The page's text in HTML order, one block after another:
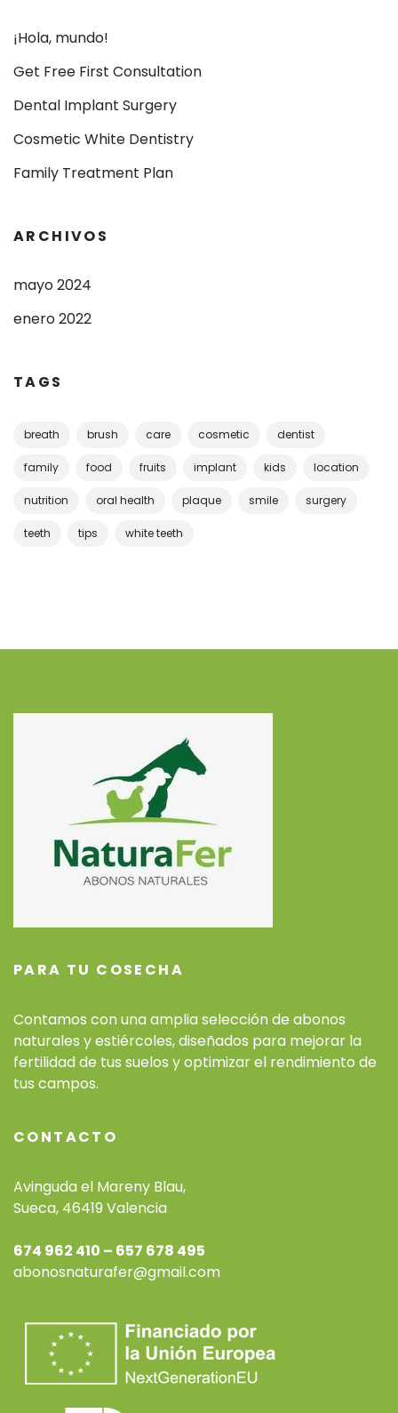
¡Hola, mundo!
Get Free First Consultation
Dental Implant Surgery
Cosmetic White Dentistry
Family Treatment Plan
ARCHIVOS
mayo 2024
enero 2022
TAGS
breath brush care cosmetic dentist
family food fruits implant kids location
nutrition oral health plaque smile surgery
teeth tips white teeth
PARA TU COSECHA
Contamos con una amplia selección de abonos
naturales y estiércoles, diseñados para mejorar la
fertilidad de tus suelos y optimizar el rendimiento de
tus campos.
CONTACTO
Avinguda el Mareny Blau,
Sueca, 46419 Valencia
674 962 410 – 657 678 495
abonosnaturafer@gmail.com